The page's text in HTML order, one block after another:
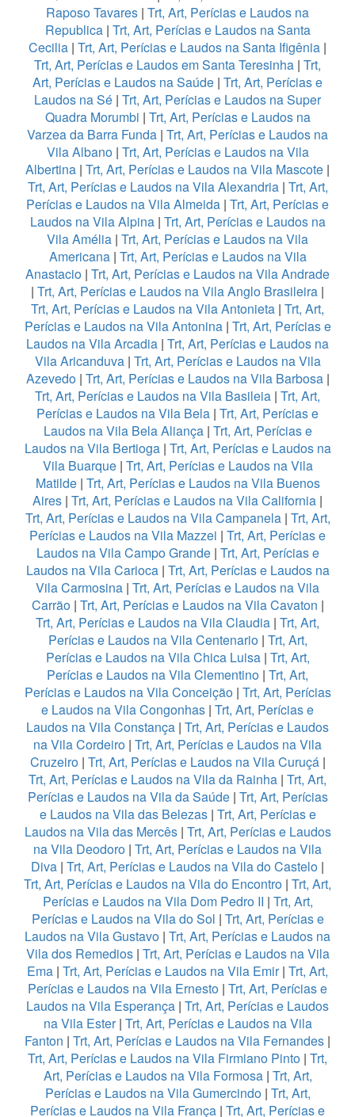
Raposo Tavares | Trt, Art, Perícias e Laudos na
Republica| Trt, Art, Perícias e Laudos na Santa
Cecilia | Trt, Art, Perícias e Laudos na Santa Ifigênia |
Trt, Art, Perícias e Laudos em Santa Teresinha | Trt,
Art, Perícias e Laudos na Saúde | Trt, Art, Perícias e
Laudos na Sé | Trt, Art, Perícias e Laudos na Super
Quadra Morumbi | Trt, Art, Perícias e Laudos na
Varzea da Barra Funda | Trt, Art, Perícias e Laudos na
Vila Albano| Trt, Art, Perícias e Laudos na Vila
Albertina | Trt, Art, Perícias e Laudos na Vila Mascote |
Trt, Art, Perícias e Laudos na Vila Alexandria| Trt, Art,
Perícias e Laudos na Vila Almeida | Trt, Art, Perícias e
Laudos na Vila Alpina | Trt, Art, Perícias e Laudos na
Vila Amélia | Trt, Art, Perícias e Laudos na Vila
Americana| Trt, Art, Perícias e Laudos na Vila
Anastacio | Trt, Art, Perícias e Laudos na Vila Andrade
| Trt, Art, Perícias e Laudos na Vila Anglo Brasileira |
Trt, Art, Perícias e Laudos na Vila Antonieta | Trt, Art,
Perícias e Laudos na Vila Antonina| Trt, Art, Perícias e
Laudos na Vila Arcadia | Trt, Art, Perícias e Laudos na
Vila Aricanduva| Trt, Art, Perícias e Laudos na Vila
Azevedo| Trt, Art, Perícias e Laudos na Vila Barbosa|
Trt, Art, Perícias e Laudos na Vila Basileia | Trt, Art,
Perícias e Laudos na Vila Bela | Trt, Art, Perícias e
Laudos na Vila Bela Aliança| Trt, Art, Perícias e
Laudos na Vila Bertioga| Trt, Art, Perícias e Laudos na
Vila Buarque| Trt, Art, Perícias e Laudos na Vila
Matilde| Trt, Art, Perícias e Laudos na Vila Buenos
Aires | Trt, Art, Perícias e Laudos na Vila California |
Trt, Art, Perícias e Laudos na Vila Campanela| Trt, Art,
Perícias e Laudos na Vila Mazzei | Trt, Art, Perícias e
Laudos na Vila Campo Grande| Trt, Art, Perícias e
Laudos na Vila Carioca| Trt, Art, Perícias e Laudos na
Vila Carmosina | Trt, Art, Perícias e Laudos na Vila
Carrão| Trt, Art, Perícias e Laudos na Vila Cavaton |
Trt, Art, Perícias e Laudos na Vila Claudia | Trt, Art,
Perícias e Laudos na Vila Centenario| Trt, Art,
Perícias e Laudos na Vila Chica Luisa | Trt, Art,
Perícias e Laudos na Vila Clementino | Trt, Art,
Perícias e Laudos na Vila Conceição| Trt, Art, Perícias
e Laudos na Vila Congonhas | Trt, Art, Perícias e
Laudos na Vila Constança | Trt, Art, Perícias e Laudos
na Vila Cordeiro | Trt, Art, Perícias e Laudos na Vila
Cruzeiro | Trt, Art, Perícias e Laudos na Vila Curuçá |
Trt, Art, Perícias e Laudos na Vila da Rainha | Trt, Art,
Perícias e Laudos na Vila da Saúde| Trt, Art, Perícias
e Laudos na Vila das Belezas| Trt, Art, Perícias e
Laudos na Vila das Mercês| Trt, Art, Perícias e Laudos
na Vila Deodoro | Trt, Art, Perícias e Laudos na Vila
Diva | Trt, Art, Perícias e Laudos na Vila do Castelo |
Trt, Art, Perícias e Laudos na Vila do Encontro | Trt, Art,
Perícias e Laudos na Vila Dom Pedro II | Trt, Art,
Perícias e Laudos na Vila do Sol | Trt, Art, Perícias e
Laudos na Vila Gustavo | Trt, Art, Perícias e Laudos na
Vila dos Remedios| Trt, Art, Perícias e Laudos na Vila
Ema | Trt, Art, Perícias e Laudos na Vila Emir| Trt, Art,
Perícias e Laudos na Vila Ernesto | Trt, Art, Perícias e
Laudos na Vila Esperança | Trt, Art, Perícias e Laudos
na Vila Ester| Trt, Art, Perícias e Laudos na Vila
Fanton | Trt, Art, Perícias e Laudos na Vila Fernandes |
Trt, Art, Perícias e Laudos na Vila Firmiano Pinto | Trt,
Art, Perícias e Laudos na Vila Formosa| Trt, Art,
Perícias e Laudos na Vila Gumercindo| Trt, Art,
Perícias e Laudos na Vila França | Trt, Art, Perícias e